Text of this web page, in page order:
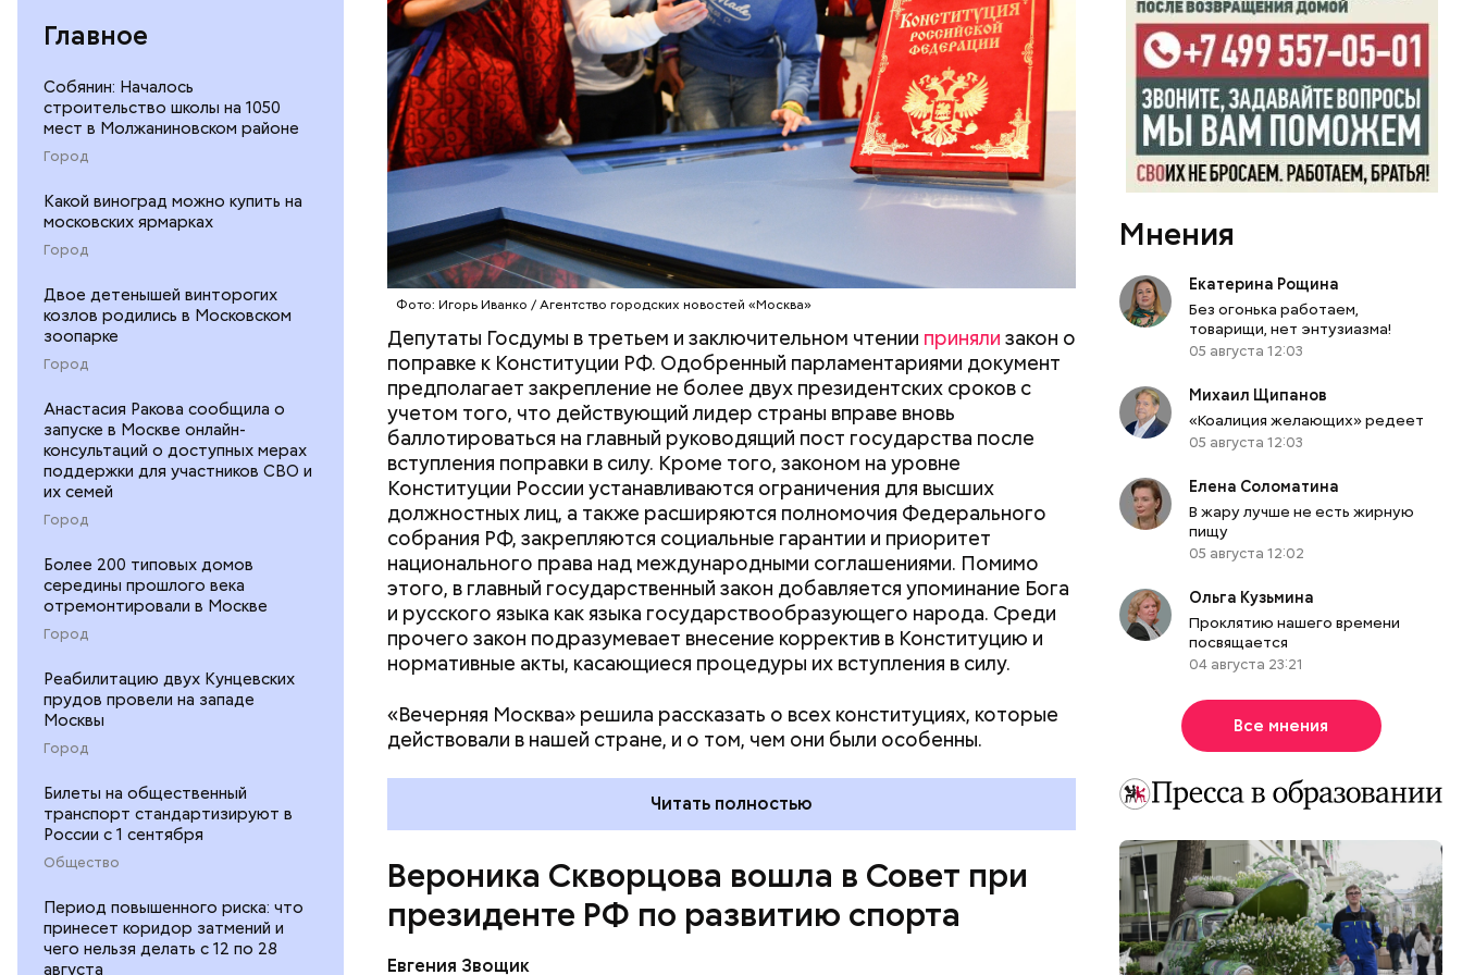
Главное
Собянин: Началось
строительство школы на 1050
мест в Молжаниновском районе
Город
Какой виноград можно купить на
московских ярмарках
Город
Двое детенышей винторогих
козлов родились в Московском
зоопарке
Город
Анастасия Ракова сообщила о
запуске в Москве онлайн-
консультаций о доступных мерах
поддержки для участников СВО и
их семей
Город
Более 200 типовых домов
середины прошлого века
отремонтировали в Москве
Город
Реабилитацию двух Кунцевских
прудов провели на западе
Москвы
Город
Билеты на общественный
транспорт стандартизируют в
России с 1 сентября
Общество
Период повышенного риска: что
принесет коридор затмений и
чего нельзя делать с 12 по 28
августа
Фото: Игорь Иванко / Агентство городских новостей «Москва»
Депутаты Госдумы в третьем и заключительном чтении приняли закон о
поправке к Конституции РФ. Одобренный парламентариями документ
предполагает закрепление не более двух президентских сроков с
учетом того, что действующий лидер страны вправе вновь
баллотироваться на главный руководящий пост государства после
вступления поправки в силу. Кроме того, законом на уровне
Конституции России устанавливаются ограничения для высших
должностных лиц, а также расширяются полномочия Федерального
собрания РФ, закрепляются социальные гарантии и приоритет
национального права над международными соглашениями. Помимо
этого, в главный государственный закон добавляется упоминание Бога
и русского языка как языка государствообразующего народа. Среди
прочего закон подразумевает внесение корректив в Конституцию и
нормативные акты, касающиеся процедуры их вступления в силу.
«Вечерняя Москва» решила рассказать о всех конституциях, которые
действовали в нашей стране, и о том, чем они были особенны.
Предшественники первой Конституции
Читать полностью
ЗАКОНЫ КОНСТИТУЦИЯ ИСТОРИЯ
Вероника Скворцова вошла в Совет при
президенте РФ по развитию спорта
Евгения Звощик
Кадровые изменения в правительстве
Мнения
Екатерина Рощина
Без огонька работаем,
товарищи, нет энтузиазма!
05 августа 12:03
Михаил Щипанов
«Коалиция желающих» редеет
05 августа 12:03
Елена Соломатина
В жару лучше не есть жирную
пищу
05 августа 12:02
Ольга Кузьмина
Проклятию нашего времени
посвящается
04 августа 23:21
Все мнения